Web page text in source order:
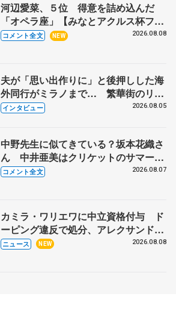
河辺愛菜、５位 得意を詰め込んだ
「オペラ座」【みなとアクルス杯フリ
ー】
コメント全文 NEW 2026.08.08
夫が「思い出作りに」と後押しした海
外同行がミラノまで… 繁華街のリン
クでは不良のお兄さんも味方に 小林
インタビュー 2026.08.05
中野先生に似てきている？坂本花織さ
ん 中井亜美はクリケットのサマーキ
ャンプに 島田麻央はたくさん試合に
コメント全文 2026.08.07
カミラ・ワリエワに中立資格付与 ド
ーピング違反で処分、アレクサンド
ラ・イグナトワも
ニュース NEW 2026.08.08